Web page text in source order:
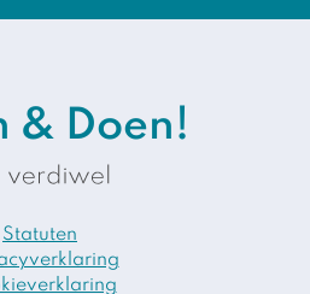
& Doen!
Statuten